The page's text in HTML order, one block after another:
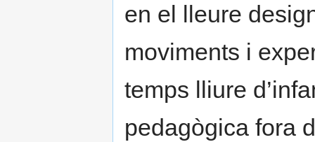
en el lleure
moviments i
temps lliure
pedagògica fora